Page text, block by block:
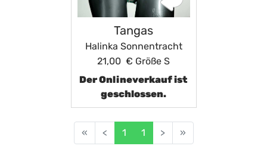
Tangas
Halinka Sonnentracht
21,00 € Größe S
Der Onlineverkauf ist
geschlossen.
« < 1 1 > »